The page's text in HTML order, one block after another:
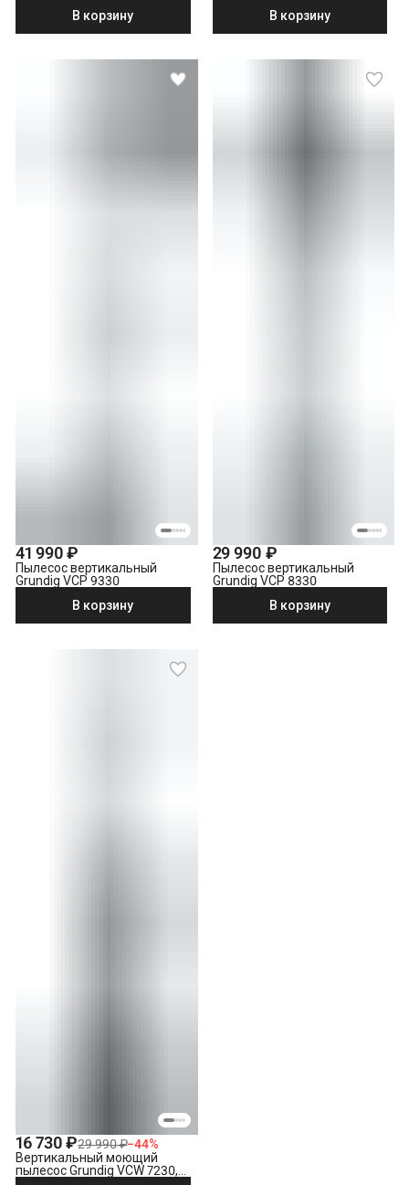
В корзину
В корзину
41 990 ₽
Пылесос вертикальный
Grundig VCP 9330
В корзину
29 990 ₽
Пылесос вертикальный
Grundig VCP 8330
В корзину
16 730 ₽29 990 ₽−44%
Вертикальный моющий
пылесос Grundig VCW 7230,